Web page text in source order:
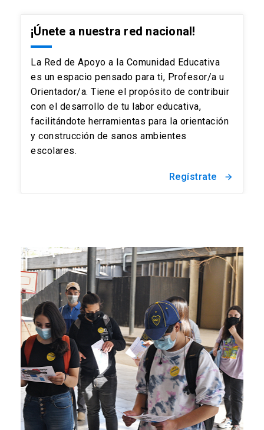
¡Únete a nuestra red nacional!
La Red de Apoyo a la Comunidad Educativa
es un espacio pensado para ti, Profesor/a u
Orientador/a. Tiene el propósito de contribuir
con el desarrollo de tu labor educativa,
facilitándote herramientas para la orientación
y construcción de sanos ambientes
escolares.
Regístrate arrow_forward